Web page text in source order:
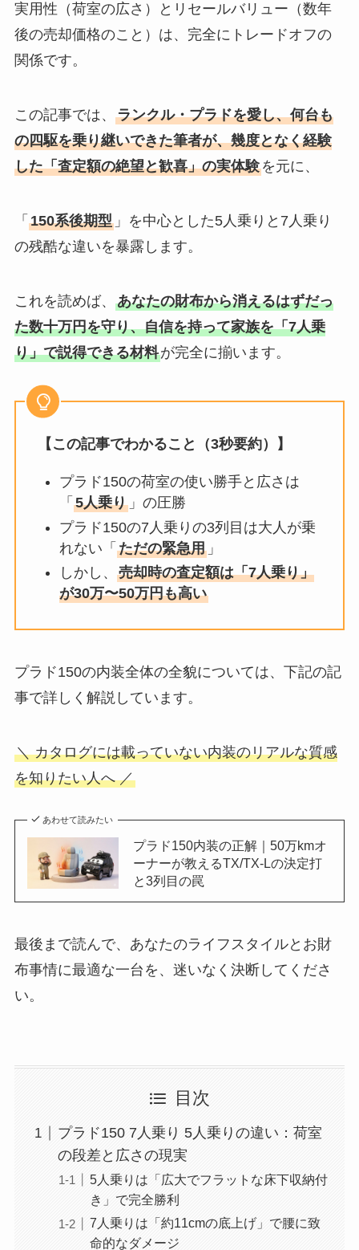
実用性（荷室の広さ）とリセールバリュー（数年
後の売却価格のこと）は、完全にトレードオフの
関係です。
この記事では、 ランクル・プラドを愛し、何台も
の四駆を乗り継いできた筆者が、幾度となく経験
した「査定額の絶望と歓喜」の実体験を元に、
「 150系後期型」を中心とした5人乗りと7人乗り
の残酷な違いを暴露します。
これを読めば、 あなたの財布から消えるはずだっ
た数十万円を守り、自信を持って家族を「7人乗
り」で説得できる材料が完全に揃います。
【この記事でわかること（3秒要約）】
プラド150の荷室の使い勝手と広さは
「 5人乗り」の圧勝
プラド150の7人乗りの3列目は大人が乗
れない「 ただの緊急用」
しかし、 売却時の査定額は「7人乗り」
が30万〜50万円も高い
プラド150の内装全体の全貌については、下記の記
事で詳しく解説しています。
＼ カタログには載っていない内装のリアルな質感
を知りたい人へ ／
あわせて読みたい
プラド150内装の正解｜50万kmオ
ーナーが教えるTX/TX-Lの決定打
と3列目の罠
最後まで読んで、あなたのライフスタイルとお財
布事情に最適な一台を、迷いなく決断してくださ
い。
目次
プラド150 7人乗り 5人乗りの違い：荷室
の段差と広さの現実
5人乗りは「広大でフラットな床下収納付
き」で完全勝利
7人乗りは「約11cmの底上げ」で腰に致
命的なダメージ